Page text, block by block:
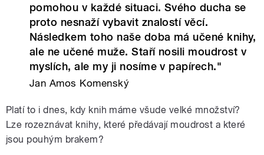
pomohou v každé situaci. Svého ducha se
proto nesnaží vybavit znalostí věcí.
Následkem toho naše doba má učené knihy,
ale ne učené muže. Staří nosili moudrost v
myslích, ale my ji nosíme v papírech."
Jan Amos Komenský
Platí to i dnes, kdy knih máme všude velké množství?
Lze rozeznávat knihy, které předávají moudrost a které
jsou pouhým brakem?